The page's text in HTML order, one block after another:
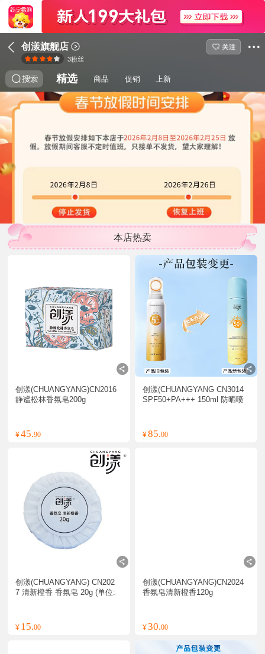
创漾旗舰店
3粉丝
精选 商品 促销 上新
本店热卖
创漾(CHUANGYANG)CN2016
静谧松林香氛皂200g
¥45.90
创漾(CHUANGYANG CN3014
SPF50+PA+++ 150ml 防晒喷
¥85.00
创漾(CHUANGYANG) CN202
7 清新橙香 香氛皂 20g (单位:
¥ 15.00
创漾(CHUANGYANG)CN2024
香氛皂清新橙香120g
¥30.00